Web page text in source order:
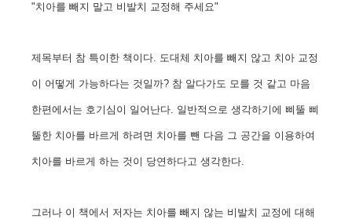
"치아를 빼지 말고 비발치 교정해 주세요"
제목부터 참 특이한 책이다. 도대체 치아를 빼지 않고 치아 교정
이 어떻게 가능하다는 것일까? 참 알다가도 모를 것 같고 마음
한편에서는 호기심이 일어난다. 일반적으로 생각하기에 삐뚤 삐
뚤한 치아를 바르게 하려면 치아를 뺀 다음 그 공간을 이용하여
치아를 바르게 하는 것이 당연하다고 생각한다.
그러나 이 책에서 저자는 치아를 빼지 않는 비발치 교정에 대해